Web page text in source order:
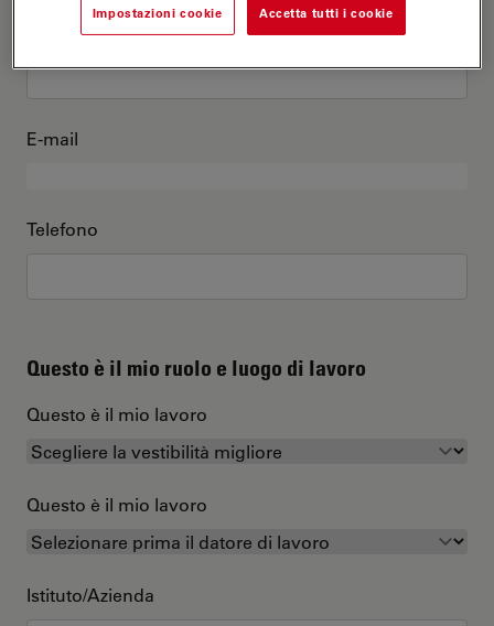
Cognome
E-mail
Telefono
Questo è il mio ruolo e luogo di lavoro
Questo è il mio lavoro
Questo è il mio lavoro
Istituto/Azienda
Impostazioni cookie Accetta tutti i cookie